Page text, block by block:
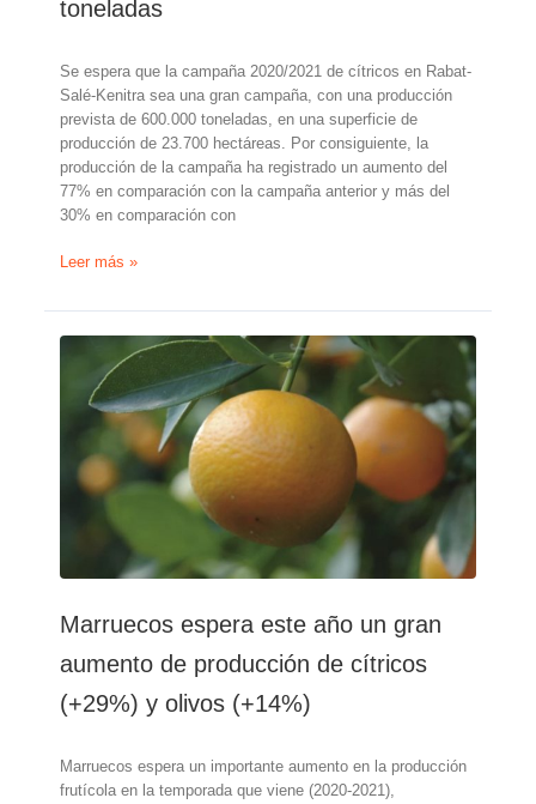
toneladas
Se espera que la campaña 2020/2021 de cítricos en Rabat-
Salé-Kenitra sea una gran campaña, con una producción
prevista de 600.000 toneladas, en una superficie de
producción de 23.700 hectáreas. Por consiguiente, la
producción de la campaña ha registrado un aumento del
77% en comparación con la campaña anterior y más del
30% en comparación con
Marruecos:
producción
de
aumentará
toneladas
Leer más »
Marruecos espera este año un gran
aumento de producción de cítricos
(+29%) y olivos (+14%)
Marruecos espera un importante aumento en la producción
frutícola en la temporada que viene (2020-2021),